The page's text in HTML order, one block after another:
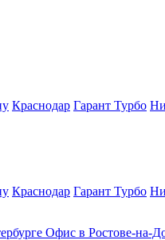
Краснодар Гарант Турбо
Краснодар Гарант Турбо
Офис в Ростове-на-